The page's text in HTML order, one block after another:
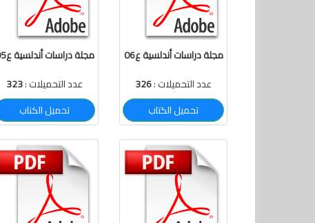
مجلة دراسات أندلسية ع05
عدد التحميلات :323
تحميل الكتاب
مجلة دراسات أندلسية ع06
عدد التحميلات :326
تحميل الكتاب